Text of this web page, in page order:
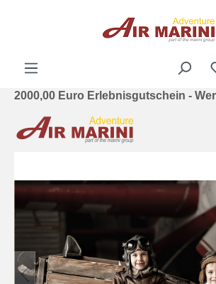
2000,00 Euro Erlebnisgutschein -